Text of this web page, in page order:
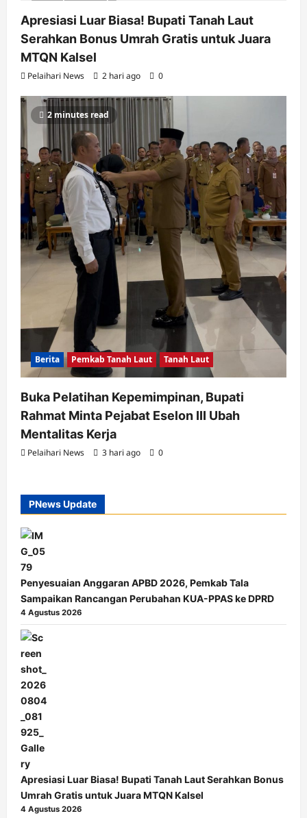
2 minutes read
Apresiasi Luar Biasa! Bupati Tanah Laut
Serahkan Bonus Umrah Gratis untuk Juara
MTQN Kalsel
Pelaihari News 2 hari ago 0
2 minutes read
Berita Pemkab Tanah Laut Tanah Laut
Buka Pelatihan Kepemimpinan, Bupati
Rahmat Minta Pejabat Eselon III Ubah
Mentalitas Kerja
Pelaihari News 3 hari ago 0
PNews Update
Penyesuaian Anggaran APBD 2026, Pemkab Tala
Sampaikan Rancangan Perubahan KUA-PPAS ke DPRD
4 Agustus 2026
Apresiasi Luar Biasa! Bupati Tanah Laut Serahkan Bonus
Umrah Gratis untuk Juara MTQN Kalsel
4 Agustus 2026